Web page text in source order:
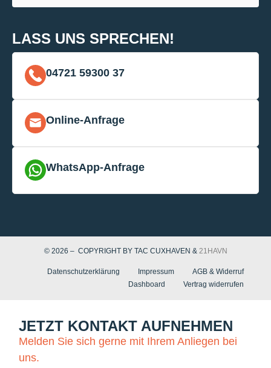
LASS UNS SPRECHEN!
04721 59300 37
Online-Anfrage
WhatsApp-Anfrage
© 2026 – COPYRIGHT BY TAC CUXHAVEN & 21HAVN
Datenschutzerklärung Impressum
AGB & Widerruf
Dashboard
Vertrag widerrufen
JETZT KONTAKT AUFNEHMEN
Melden Sie sich gerne mit Ihrem Anliegen bei
uns.